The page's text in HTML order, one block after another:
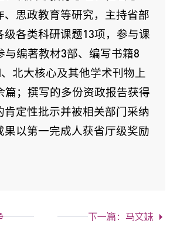
、思政教育等研究，主持省部
级各类科研课题13项，参与课
与编著教材3部、编写书籍8
、北大核心及其他学术刊物上
篇；撰写的多份资政报告获得
肯定性批示并被相关部门采纳
果以第一完成人获省厅级奖励
下一篇：马文姝